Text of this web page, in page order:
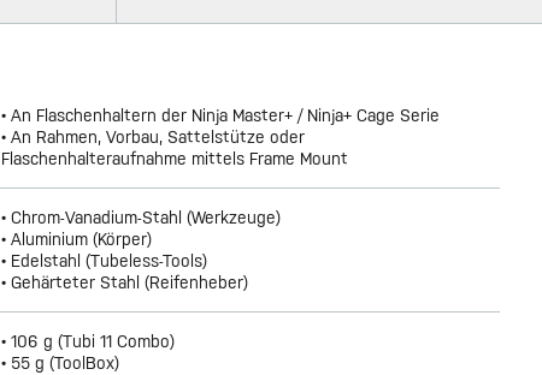
• An Flaschenhaltern der Ninja Master+ / Ninja+ Cage Serie
• An Rahmen, Vorbau, Sattelstütze oder
Flaschenhalteraufnahme mittels Frame Mount
• Chrom-Vanadium-Stahl (Werkzeuge)
• Aluminium (Körper)
• Edelstahl (Tubeless-Tools)
• Gehärteter Stahl (Reifenheber)
• 106 g (Tubi 11 Combo)
• 55 g (ToolBox)